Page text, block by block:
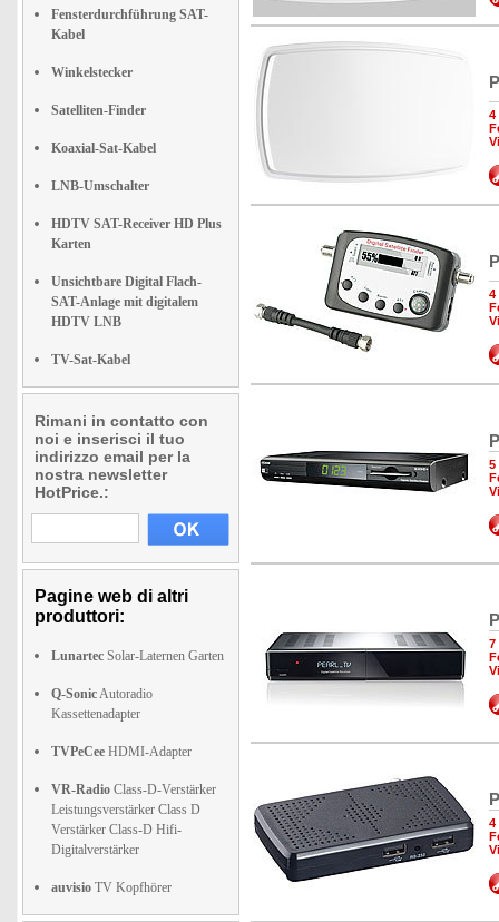
Fensterdurchführung SAT-
Kabel
Winkelstecker
Satelliten-Finder
Koaxial-Sat-Kabel
LNB-Umschalter
HDTV SAT-Receiver HD Plus
Karten
Unsichtbare Digital Flach-
SAT-Anlage mit digitalem
HDTV LNB
TV-Sat-Kabel
Rimani in contatto con
noi e inserisci il tuo
indirizzo email per la
nostra newsletter
HotPrice.:
Pagine web di altri
produttori:
Lunartec Solar-Laternen Garten
Q-SonicAutoradio
Kassettenadapter
TVPeCee HDMI-Adapter
VR-Radio Class-D-Verstärker
Leistungsverstärker Class D
Verstärker Class-D Hifi-
Digitalverstärker
auvisio TV Kopfhörer
4
4
5
7
4